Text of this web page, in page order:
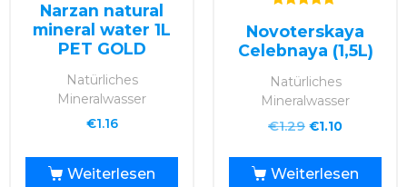
Narzan natural
mineral water 1L
PET GOLD
Natürliches
Mineralwasser
€1.16
Weiterlesen
5.00
von 5
Novoterskaya
Celebnaya (1,5L)
Natürliches
Mineralwasser
€1.29 €1.10
Weiterlesen